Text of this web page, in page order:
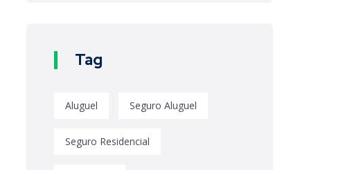
Tag
Aluguel Seguro Aluguel
Seguro Residencial